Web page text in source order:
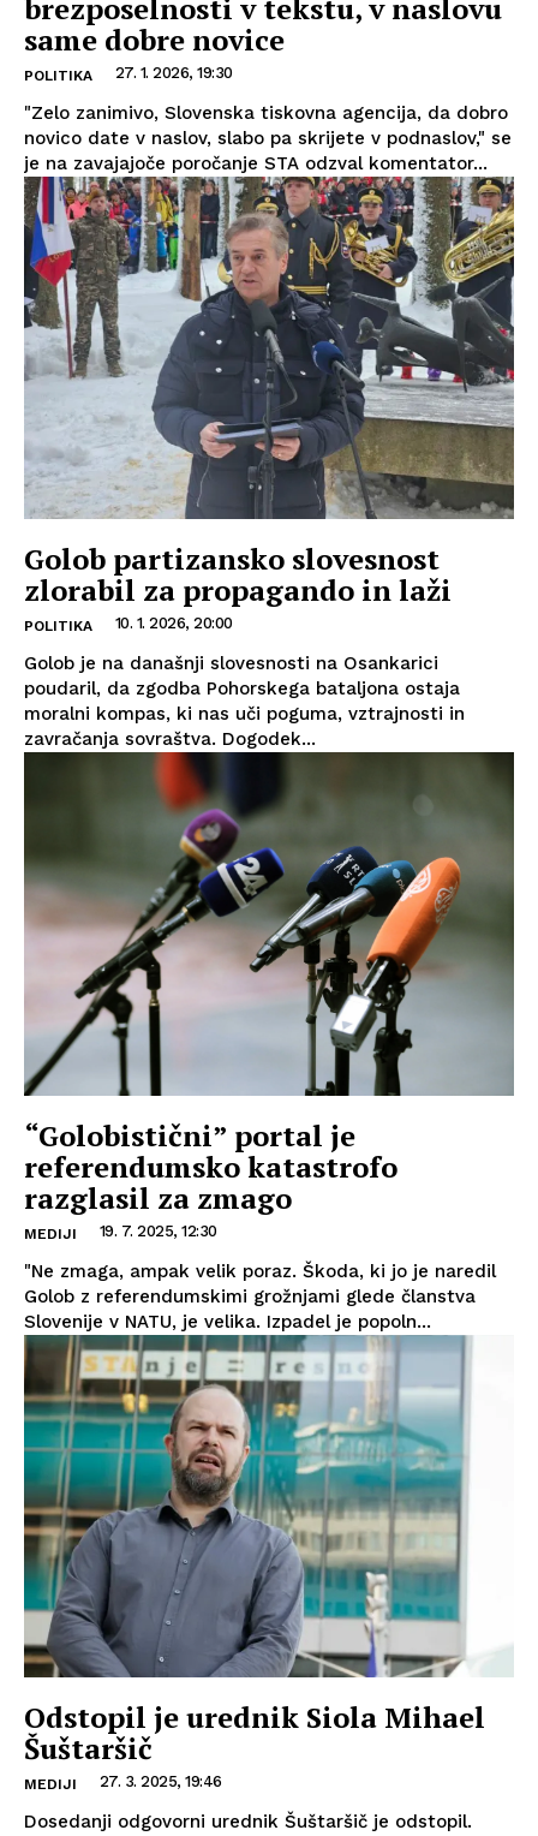
brezposelnosti v tekstu, v naslovu
same dobre novice
POLITIKA 27. 1. 2026, 19:30
"Zelo zanimivo, Slovenska tiskovna agencija, da dobro
novico date v naslov, slabo pa skrijete v podnaslov," se
je na zavajajoče poročanje STA odzval komentator...
Golob partizansko slovesnost
zlorabil za propagando in laži
POLITIKA 10. 1. 2026, 20:00
Golob je na današnji slovesnosti na Osankarici
poudaril, da zgodba Pohorskega bataljona ostaja
moralni kompas, ki nas uči poguma, vztrajnosti in
zavračanja sovraštva. Dogodek...
“Golobistični” portal je
referendumsko katastrofo
razglasil za zmago
MEDIJI 19. 7. 2025, 12:30
"Ne zmaga, ampak velik poraz. Škoda, ki jo je naredil
Golob z referendumskimi grožnjami glede članstva
Slovenije v NATU, je velika. Izpadel je popoln...
Odstopil je urednik Siola Mihael
Šuštaršič
MEDIJI 27. 3. 2025, 19:46
Dosedanji odgovorni urednik Šuštaršič je odstopil.